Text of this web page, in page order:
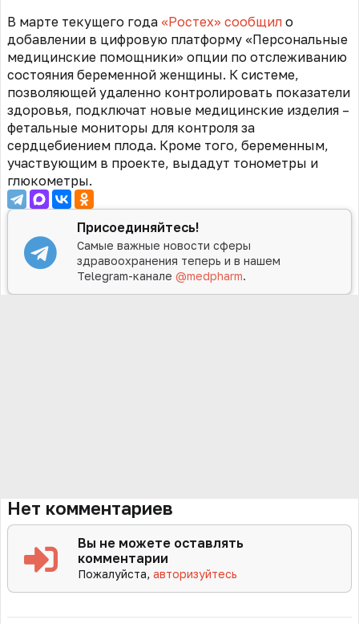
В марте текущего года «Ростех» сообщил о
добавлении в цифровую платформу «Персональные
медицинские помощники» опции по отслеживанию
состояния беременной женщины. К системе,
позволяющей удаленно контролировать показатели
здоровья, подключат новые медицинские изделия –
фетальные мониторы для контроля за
сердцебиением плода. Кроме того, беременным,
участвующим в проекте, выдадут тонометры и
глюкометры.
Присоединяйтесь!
Самые важные новости сферы
здравоохранения теперь и в нашем
Telegram-канале@medpharm.
Нет комментариев
Вы не можете оставлять
комментарии
Пожалуйста,авторизуйтесь